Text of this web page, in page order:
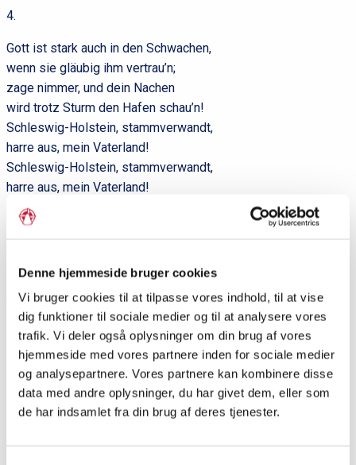
Denne hjemmeside bruger cookies
Vi bruger cookies til at tilpasse vores indhold, til at vise
dig funktioner til sociale medier og til at analysere vores
trafik. Vi deler også oplysninger om din brug af vores
hjemmeside med vores partnere inden for sociale medier
og analysepartnere. Vores partnere kan kombinere disse
data med andre oplysninger, du har givet dem, eller som
de har indsamlet fra din brug af deres tjenester.
4.
Gott ist stark auch in den Schwachen,
wenn sie gläubig ihm vertrau’n;
zage nimmer, und dein Nachen
wird trotz Sturm den Hafen schau’n!
Schleswig-Holstein, stammverwandt,
harre aus, mein Vaterland!
Schleswig-Holstein, stammverwandt,
harre aus, mein Vaterland!
längs dem Belt am Ostseestrand,
bis zur Flut die ruhlos schäumet
an der Düne flücht’gem Sand. –
Schleswig-Holstein, stammverwandt,
stehe fest, mein Vaterland!
Schleswig-Holstein, stammverwandt,
stehe fest, mein Vaterland!